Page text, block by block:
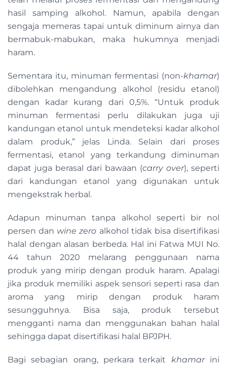
hasil samping alkohol. Namun, apabila dengan
sengaja memeras tapai untuk diminum airnya dan
bermabuk-mabukan, maka hukumnya menjadi
haram.
Sementara itu, minuman fermentasi (non-khamar)
dibolehkan mengandung alkohol (residu etanol)
dengan kadar kurang dari 0,5%. “Untuk produk
minuman fermentasi perlu dilakukan juga uji
kandungan etanol untuk mendeteksi kadar alkohol
dalam produk,” jelas Linda. Selain dari proses
fermentasi, etanol yang terkandung diminuman
dapat juga berasal dari bawaan (carry over), seperti
dari kandungan etanol yang digunakan untuk
mengekstrak herbal.
Adapun minuman tanpa alkohol seperti bir nol
persen dan wine zero alkohol tidak bisa disertifikasi
halal dengan alasan berbeda. Hal ini Fatwa MUI No.
44 tahun 2020 melarang penggunaan nama
produk yang mirip dengan produk haram. Apalagi
jika produk memiliki aspek sensori seperti rasa dan
aroma yang mirip dengan produk haram
sesungguhnya. Bisa saja, produk tersebut
mengganti nama dan menggunakan bahan halal
sehingga dapat disertifikasi halal BPJPH.
Bagi sebagian orang, perkara terkait khamarini